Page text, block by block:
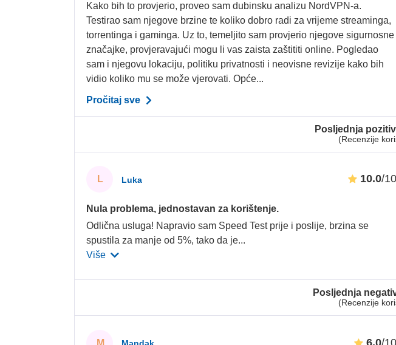
Posljednja
(Recenzije
Posljednja
(Recenzije
Kako bih to provjerio, proveo sam dubinsku analizu NordVPN-a.
Testirao sam njegove brzine te koliko dobro radi za vrijeme streaminga,
torrentinga i gaminga. Uz to, temeljito sam provjerio njegove sigurnosne
značajke, provjeravajući mogu li vas zaista zaštititi online. Pogledao
sam i njegovu lokaciju, politiku privatnosti i neovisne revizije kako bih
vidio koliko mu se može vjerovati. Opće...
Pročitaj sve
L Luka 10.0/10
Nula problema, jednostavan za korištenje.
Odlična usluga! Napravio sam Speed Test prije i poslije, brzina se
spustila za manje od 5%, tako da je...
Više
M 6.0/10